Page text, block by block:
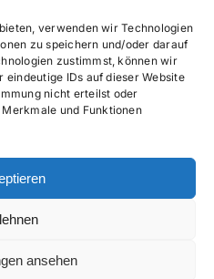
verwenden wir Technologien
zu speichern und/oder darauf
zustimmst, können wir
IDs auf dieser Website
nicht erteilst oder
und Funktionen
ansehen